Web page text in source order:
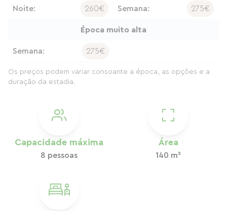
Capacidade máxima
8 pessoas
Área
140 m²
Noite: 260€ Semana: 275€
Época muito alta
Semana: 275€
Os preços podem variar consoante a época, as opções e a
duração da estadia.